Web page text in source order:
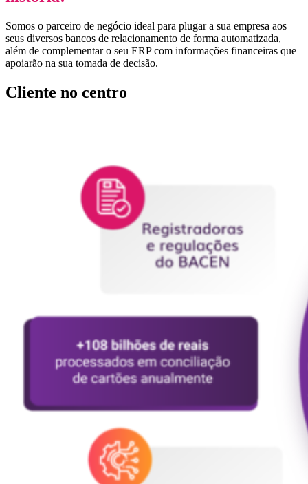
Somos o parceiro de negócio ideal para plugar a sua empresa aos
seus diversos bancos de relacionamento de forma automatizada,
além de complementar o seu ERP com informações financeiras que
apoiarão na sua tomada de decisão.
Cliente no centro